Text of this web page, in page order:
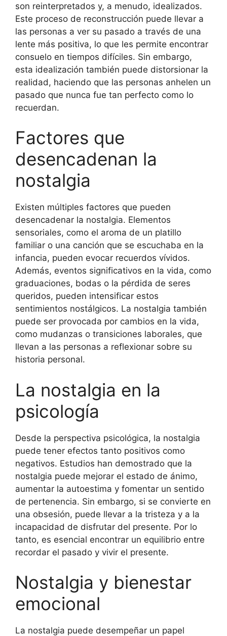
son reinterpretados y, a menudo, idealizados.
Este proceso de reconstrucción puede llevar a
las personas a ver su pasado a través de una
lente más positiva, lo que les permite encontrar
consuelo en tiempos difíciles. Sin embargo,
esta idealización también puede distorsionar la
realidad, haciendo que las personas anhelen un
pasado que nunca fue tan perfecto como lo
recuerdan.
Factores que
desencadenan la
nostalgia
Existen múltiples factores que pueden
desencadenar la nostalgia. Elementos
sensoriales, como el aroma de un platillo
familiar o una canción que se escuchaba en la
infancia, pueden evocar recuerdos vívidos.
Además, eventos significativos en la vida, como
graduaciones, bodas o la pérdida de seres
queridos, pueden intensificar estos
sentimientos nostálgicos. La nostalgia también
puede ser provocada por cambios en la vida,
como mudanzas o transiciones laborales, que
llevan a las personas a reflexionar sobre su
historia personal.
La nostalgia en la
psicología
Desde la perspectiva psicológica, la nostalgia
puede tener efectos tanto positivos como
negativos. Estudios han demostrado que la
nostalgia puede mejorar el estado de ánimo,
aumentar la autoestima y fomentar un sentido
de pertenencia. Sin embargo, si se convierte en
una obsesión, puede llevar a la tristeza y a la
incapacidad de disfrutar del presente. Por lo
tanto, es esencial encontrar un equilibrio entre
recordar el pasado y vivir el presente.
Nostalgia y bienestar
emocional
La nostalgia puede desempeñar un papel